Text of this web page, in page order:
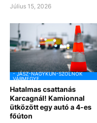
Július 15, 2026
- JÁSZ-NAGYKUN-SZOLNOK
VÁRMEGYE
Hatalmas csattanás
Karcagnál! Kamionnal
ütközött egy autó a 4-es
főúton